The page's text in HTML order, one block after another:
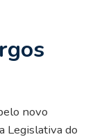
novo
Legislativa do